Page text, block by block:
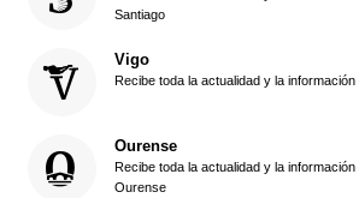
Santiago
Vigo
Recibe toda la actualidad y la
Ourense
Recibe toda la actualidad y la
Ourense